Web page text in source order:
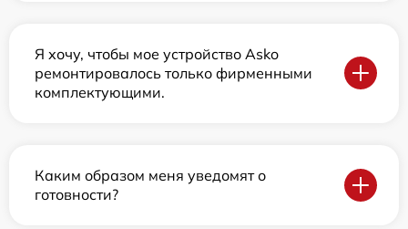
Я хочу, чтобы мое устройство Asko
ремонтировалось только фирменными
комплектующими.
Каким образом меня уведомят о
готовности?